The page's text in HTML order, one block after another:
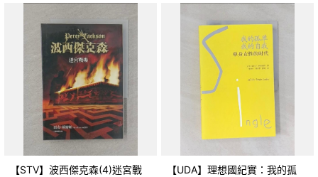
【STV】波西傑克森(4)迷宮戰
【UDA】理想國紀實：我的孤